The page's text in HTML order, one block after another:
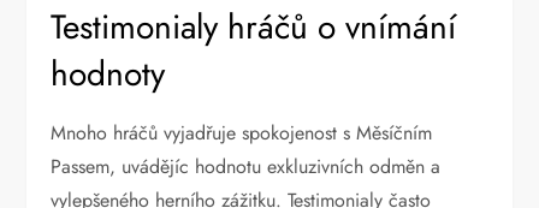
Testimonialy hráčů o vnímání
hodnoty
Mnoho hráčů vyjadřuje spokojenost s Měsíčním
Passem, uvádějíc hodnotu exkluzivních odměn a
vylepšeného herního zážitku. Testimonialy často